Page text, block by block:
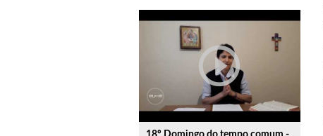
play_circle_outline